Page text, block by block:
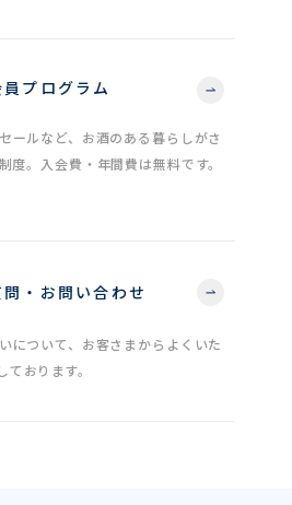
プログラム
ールなど、お酒のある暮らしがさ
度。入会費・年間費は無料です。
・お問い合わせ
について、お客さまからよくいた
おります。